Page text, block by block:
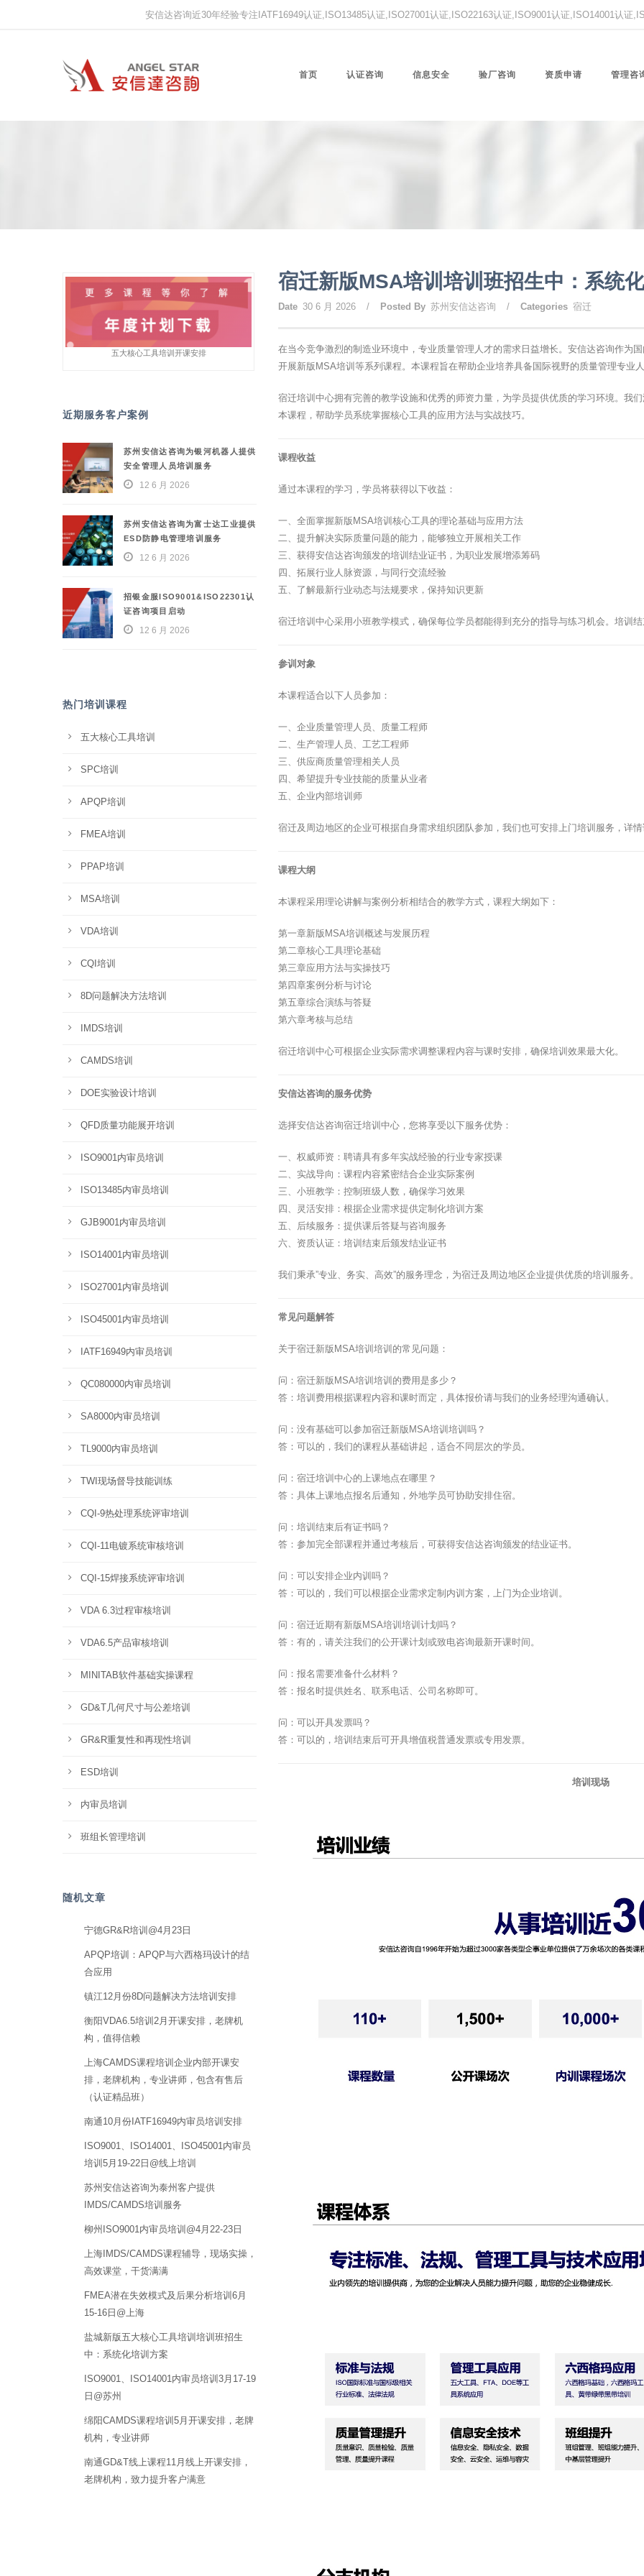
安信达咨询近30年经验专注IATF16949认证,ISO13485认证,ISO27001认证,ISO22163认证,ISO9001认证,ISO14001认证
首页 认证咨询 信息安全 验厂咨询 资质申请 管理咨
宿迁新版MSA培训培训班招生中：系统
Date 30 6 月 2026 / Posted By 苏州安信达咨询 / Categories 宿迁
在当今竞争激烈的制造业环境中，专业质量管理人才的需求日益增长。安信达咨询作为
开展新版MSA培训等系列课程。本课程旨在帮助企业培养具备国际视野的质量管理专业
宿迁培训中心拥有完善的教学设施和优秀的师资力量，为学员提供优质的学习环境。我
本课程，帮助学员系统掌握核心工具的应用方法与实战技巧。
课程收益
通过本课程的学习，学员将获得以下收益：
一、全面掌握新版MSA培训核心工具的理论基础与应用方法
二、提升解决实际质量问题的能力，能够独立开展相关工作
三、获得安信达咨询颁发的培训结业证书，为职业发展增添筹码
四、拓展行业人脉资源，与同行交流经验
五、了解最新行业动态与法规要求，保持知识更新
宿迁培训中心采用小班教学模式，确保每位学员都能得到充分的指导与练习机会。培训
参训对象
本课程适合以下人员参加：
一、企业质量管理人员、质量工程师
二、生产管理人员、工艺工程师
三、供应商质量管理相关人员
四、希望提升专业技能的质量从业者
五、企业内部培训师
宿迁及周边地区的企业可根据自身需求组织团队参加，我们也可安排上门培训服务，详情
课程大纲
本课程采用理论讲解与案例分析相结合的教学方式，课程大纲如下：
第一章新版MSA培训概述与发展历程
第二章核心工具理论基础
第三章应用方法与实操技巧
第四章案例分析与讨论
第五章综合演练与答疑
第六章考核与总结
宿迁培训中心可根据企业实际需求调整课程内容与课时安排，确保培训效果最大化。
安信达咨询的服务优势
选择安信达咨询宿迁培训中心，您将享受以下服务优势：
一、权威师资：聘请具有多年实战经验的行业专家授课
二、实战导向：课程内容紧密结合企业实际案例
三、小班教学：控制班级人数，确保学习效果
四、灵活安排：根据企业需求提供定制化培训方案
五、后续服务：提供课后答疑与咨询服务
六、资质认证：培训结束后颁发结业证书
我们秉承”专业、务实、高效”的服务理念，为宿迁及周边地区企业提供优质的培训服务。
常见问题解答
关于宿迁新版MSA培训培训的常见问题：
问：宿迁新版MSA培训培训的费用是多少？
答：培训费用根据课程内容和课时而定，具体报价请与我们的业务经理沟通确认。
问：没有基础可以参加宿迁新版MSA培训培训吗？
答：可以的，我们的课程从基础讲起，适合不同层次的学员。
问：宿迁培训中心的上课地点在哪里？
答：具体上课地点报名后通知，外地学员可协助安排住宿。
问：培训结束后有证书吗？
答：参加完全部课程并通过考核后，可获得安信达咨询颁发的结业证书。
问：可以安排企业内训吗？
答：可以的，我们可以根据企业需求定制内训方案，上门为企业培训。
问：宿迁近期有新版MSA培训培训计划吗？
答：有的，请关注我们的公开课计划或致电咨询最新开课时间。
问：报名需要准备什么材料？
答：报名时提供姓名、联系电话、公司名称即可。
问：可以开具发票吗？
答：可以的，培训结束后可开具增值税普通发票或专用发票。
培训现场
五大核心工具培训开课安排
近期服务客户案例
苏州安信达咨询为银河机器人提供
安全管理人员培训服务
12 6 月 2026
苏州安信达咨询为富士达工业提供
ESD防静电管理培训服务
12 6 月 2026
招银金服ISO9001&ISO22301认
证咨询项目启动
12 6 月 2026
热门培训课程
五大核心工具培训
SPC培训
APQP培训
FMEA培训
PPAP培训
MSA培训
VDA培训
CQI培训
8D问题解决方法培训
IMDS培训
CAMDS培训
DOE实验设计培训
QFD质量功能展开培训
ISO9001内审员培训
ISO13485内审员培训
GJB9001内审员培训
ISO14001内审员培训
ISO27001内审员培训
ISO45001内审员培训
IATF16949内审员培训
QC080000内审员培训
SA8000内审员培训
TL9000内审员培训
TWI现场督导技能训练
CQI-9热处理系统评审培训
CQI-11电镀系统审核培训
CQI-15焊接系统评审培训
VDA 6.3过程审核培训
VDA6.5产品审核培训
MINITAB软件基础实操课程
GD&T几何尺寸与公差培训
GR&R重复性和再现性培训
ESD培训
内审员培训
班组长管理培训
随机文章
宁德GR&R培训@4月23日
APQP培训：APQP与六西格玛设计的结
合应用
镇江12月份8D问题解决方法培训安排
衡阳VDA6.5培训2月开课安排，老牌机
构，值得信赖
上海CAMDS课程培训企业内部开课安
排，老牌机构，专业讲师，包含有售后
（认证精品班）
南通10月份IATF16949内审员培训安排
ISO9001、ISO14001、ISO45001内审员
培训5月19-22日@线上培训
苏州安信达咨询为泰州客户提供
IMDS/CAMDS培训服务
柳州ISO9001内审员培训@4月22-23日
上海IMDS/CAMDS课程辅导，现场实操，
高效课堂，干货满满
FMEA潜在失效模式及后果分析培训6月
15-16日@上海
盐城新版五大核心工具培训培训班招生
中：系统化培训方案
ISO9001、ISO14001内审员培训3月17-19
日@苏州
绵阳CAMDS课程培训5月开课安排，老牌
机构，专业讲师
南通GD&T线上课程11月线上开课安排，
老牌机构，致力提升客户满意